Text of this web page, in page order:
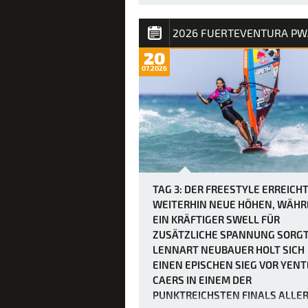
von über 40 Knoten am Nachmittag
die Rennen dadurch nicht unbedingt
Windsurfer erneut durch heftige Böen
den „Dea…
20
07.2026
TAG 3: DER FREESTYLE ERREICHT
WEITERHIN NEUE HÖHEN,
EIN KRÄFTIGER SWELL FÜR
ZUSÄTZLICHE SPANNUNG
LENNART NEUBAUER HOLT SICH
EINEN EPISCHEN SIEG VOR
CAERS IN EINEM DER
PUNKTREICHSTEN FINALS ALLER